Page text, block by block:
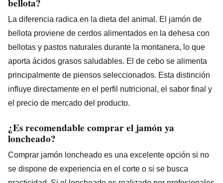
La diferencia radica en la dieta del animal. El jamón de
bellota proviene de cerdos alimentados en la dehesa con
bellotas y pastos naturales durante la montanera, lo que
aporta ácidos grasos saludables. El de cebo se alimenta
principalmente de piensos seleccionados. Esta distinción
influye directamente en el perfil nutricional, el sabor final y
el precio de mercado del producto.
¿Es recomendable comprar el jamón ya
loncheado?
Comprar jamón loncheado es una excelente opción si no
se dispone de experiencia en el corte o si se busca